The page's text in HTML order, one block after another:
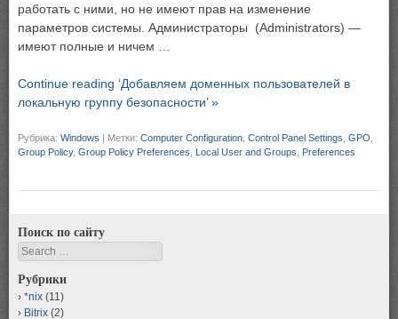
работать с ними, но не имеют прав на изменение
параметров системы. Администраторы (Administrators) —
имеют полные и ничем …
Continue reading ‘Добавляем доменных пользователей в
локальную группу безопасности’ »
Рубрика: Windows | Метки: Computer Configuration Control Panel Settings GPO
Group Policy, Group Policy Preferences Local User and Groups Preferences
Поиск по сайту
Search
Рубрики
*nix (11)
Bitrix (2)